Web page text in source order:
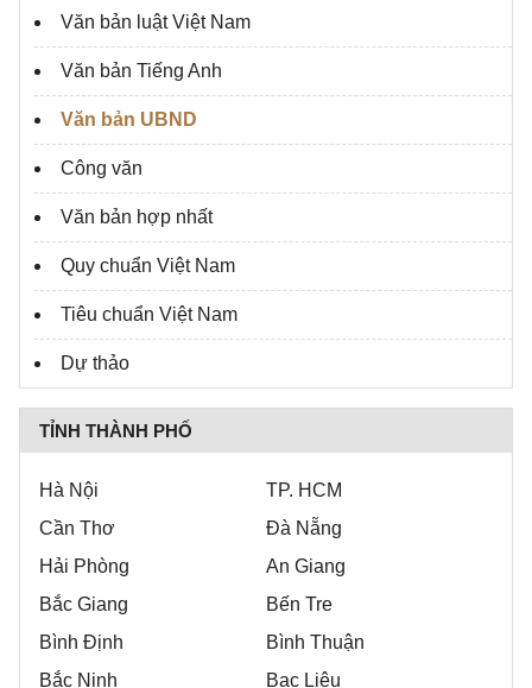
Văn bản luật Việt Nam
Văn bản Tiếng Anh
Văn bản UBND
Công văn
Văn bản hợp nhất
Quy chuẩn Việt Nam
Tiêu chuẩn Việt Nam
Dự thảo
TỈNH THÀNH PHỐ
Hà Nội
TP. HCM
Cần Thơ
Đà Nẵng
Hải Phòng
An Giang
Bắc Giang
Bến Tre
Bình Định
Bình Thuận
Bắc Ninh
Bạc Liêu